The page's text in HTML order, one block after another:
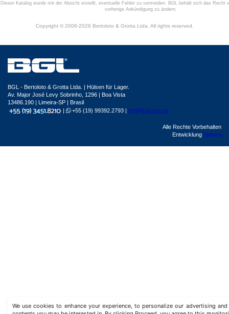
Dieser Katalog wurde mit der Absicht erstellt, eventuelle Fehler zu vermeiden. BGL behält sich das Recht
vorherige Ankündigung zu ändern.
Copyright © 2006-2026 Bertoloto & Grotta Ltda. All rights reserved.
We use cookies to enhance your experience, to personalize our advertising
BGL - Bertoloto & Grotta Ltda. | Hülsen für Lager.
Av. Major José Levy Sobrinho, 1296 | Boa Vista
13486.190 | Limeira-SP | Brasil
|
+55 (19) 99392.2793 | info@bgl.com.br
Alle Rechte Vorbehalten
Entwicklung Sphera